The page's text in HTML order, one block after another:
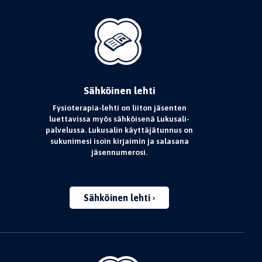
Sähköinen lehti
Fysioterapia-lehti on liiton jäsenten
luettavissa myös sähköisenä Lukusali-
palvelussa. Lukusalin käyttäjätunnus on
sukunimesi isoin kirjaimin ja salasana
jäsennumerosi.
Sähköinen lehti